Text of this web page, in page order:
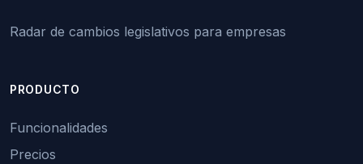
Radar de cambios legislativos para empresas
PRODUCTO
Funcionalidades
Precios